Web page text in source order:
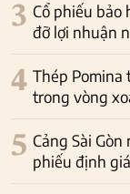
3 Cổ phiếu bảo
đỡ lợi nhuận
4 Thép
trong vòng
5 Cảng Sài
phiếu định